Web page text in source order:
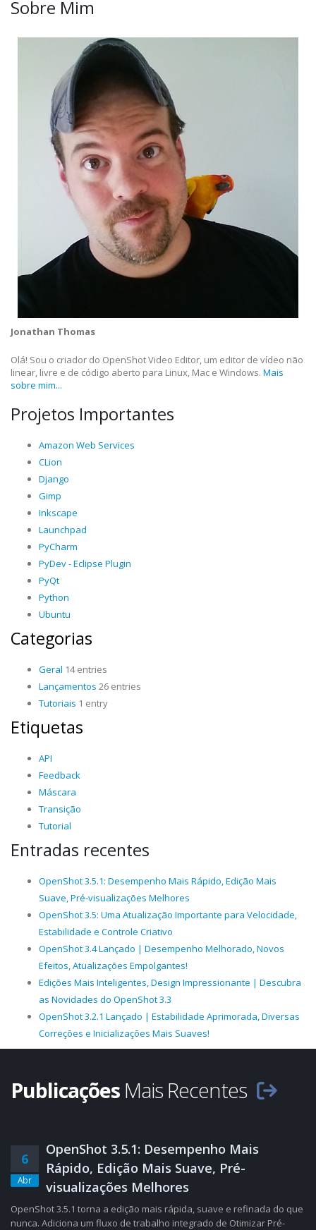
Sobre Mim
Jonathan Thomas
Olá! Sou o criador do OpenShot Video Editor, um editor de vídeo não
linear, livre e de código aberto para Linux, Mac e Windows. Mais
sobre mim...
Projetos Importantes
Amazon Web Services
CLion
Django
Gimp
Inkscape
Launchpad
PyCharm
PyDev - Eclipse Plugin
PyQt
Python
Ubuntu
Categorias
Geral 14 entries
Lançamentos 26 entries
Tutoriais 1 entry
Etiquetas
API
Feedback
Máscara
Transição
Tutorial
Entradas recentes
OpenShot 3.5.1: Desempenho Mais Rápido, Edição Mais
Suave, Pré-visualizações Melhores
OpenShot 3.5: Uma Atualização Importante para Velocidade,
Estabilidade e Controle Criativo
OpenShot 3.4 Lançado | Desempenho Melhorado, Novos
Efeitos, Atualizações Empolgantes!
Edições Mais Inteligentes, Design Impressionante | Descubra
as Novidades do OpenShot 3.3
OpenShot 3.2.1 Lançado | Estabilidade Aprimorada, Diversas
Correções e Inicializações Mais Suaves!
Publicações Mais Recentes
6
Abr
OpenShot 3.5.1: Desempenho Mais
Rápido, Edição Mais Suave, Pré-
visualizações Melhores
OpenShot 3.5.1 torna a edição mais rápida, suave e refinada do que
nunca. Adiciona um fluxo de trabalho integrado de Otimizar Pré-